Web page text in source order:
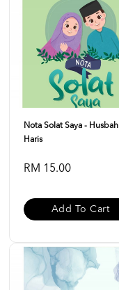
Nota Solat Saya - Husbah
Haris
RM 15.00
Add To Cart